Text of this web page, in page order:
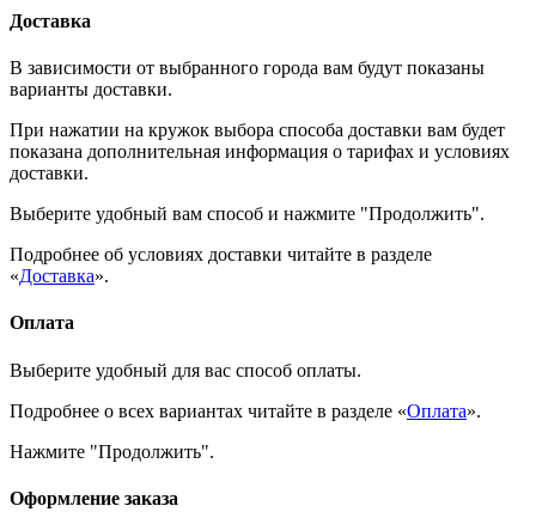
Доставка
В зависимости от выбранного города вам будут показаны
варианты доставки.
При нажатии на кружок выбора способа доставки вам будет
показана дополнительная информация о тарифах и условиях
доставки.
Выберите удобный вам способ и нажмите "Продолжить".
Подробнее об условиях доставки читайте в разделе
«Доставка».
Оплата
Выберите удобный для вас способ оплаты.
Подробнее о всех вариантах читайте в разделе «Оплата».
Нажмите "Продолжить".
Оформление заказа